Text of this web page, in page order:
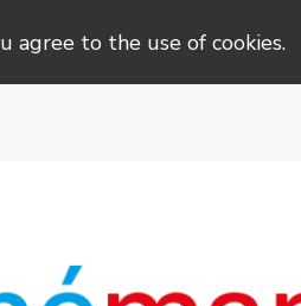
agree to the use of cookies.